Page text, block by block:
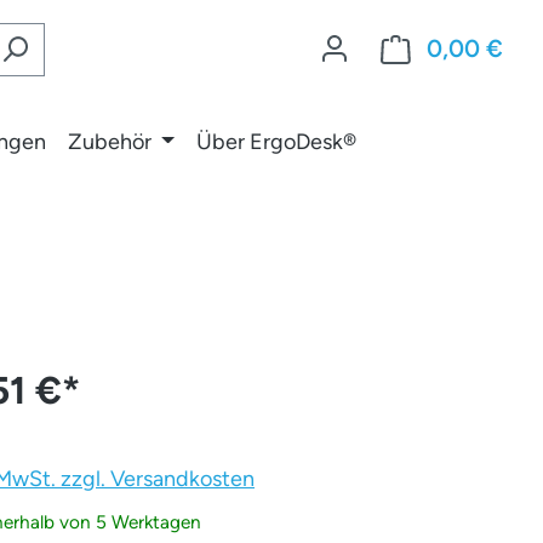
0,00 €
Zubehör Über ErgoDesk®
€*
zzgl. Versandkosten
von 5 Werktagen